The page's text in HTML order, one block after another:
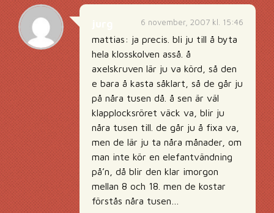
6 november, 2007 kl. 15:46
mattias: ja precis. bli ju till å byta
hela klosskolven asså. å
axelskruven lär ju va körd, så den
e bara å kasta såklart, så de går ju
på nåra tusen då. å sen är väl
klapplocksröret väck va, blir ju
nåra tusen till. de går ju å fixa va,
men de lär ju ta nåra månader, om
man inte kör en elefantvändning
på’n, då blir den klar imorgon
mellan 8 och 18. men de kostar
förstås nåra tusen…